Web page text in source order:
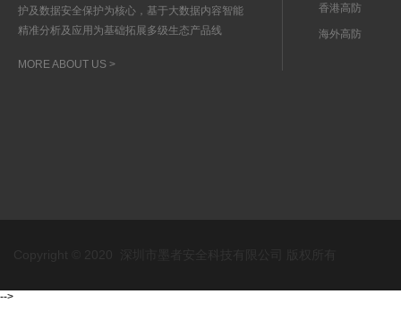
护及数据安全保护为核心，基于大数据内容智能
精准分析及应用为基础拓展多级生态产品线
MORE ABOUT US >
香港高防
海外高防
-->